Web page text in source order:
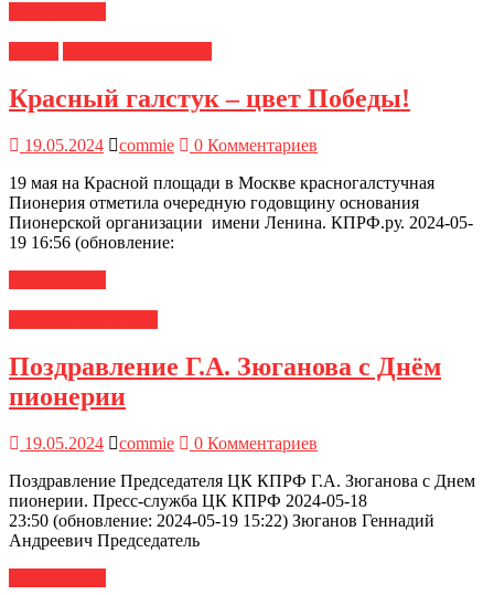
Красный галстук – цвет Победы!
19.05.2024 commie
0 Комментариев
19 мая на Красной площади в Москве красногалстучная
Пионерия отметила очередную годовщину основания
Пионерской организации имени Ленина. КПРФ.ру. 2024-05-
19 16:56 (обновление:
Поздравление Г.А. Зюганова с Днём
пионерии
19.05.2024 commie
0 Комментариев
Поздравление Председателя ЦК КПРФ Г.А. Зюганова с Днем
пионерии. Пресс-служба ЦК КПРФ 2024-05-18
23:50 (обновление: 2024-05-19 15:22) Зюганов Геннадий
Андреевич Председатель